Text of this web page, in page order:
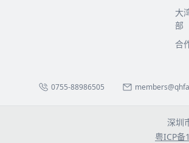
大
部
合
0755-88986505
深圳
粤ICP